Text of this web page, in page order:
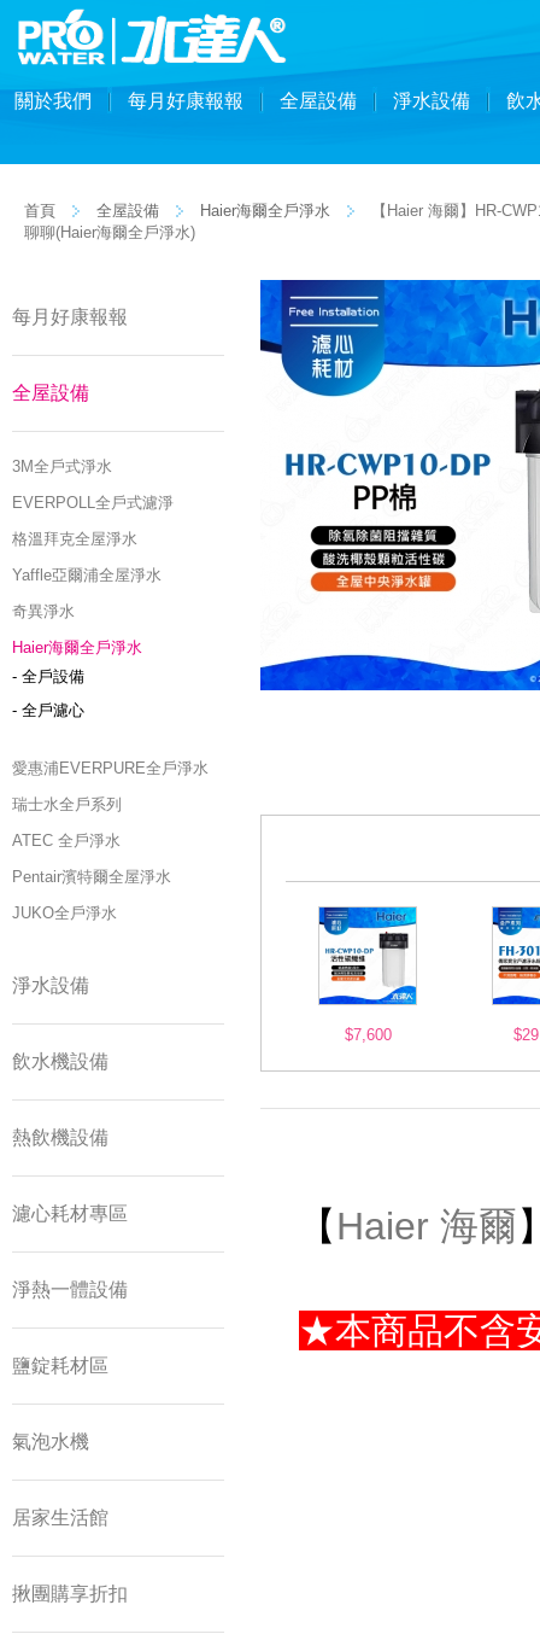
關於我們 每月好康報報 全屋設備 淨水設備 飲
首頁 全屋設備 Haier海爾全戶淨水
【Haier 海爾】HR-
聊聊(Haier海爾全戶淨水)
每月好康報報
全屋設備
3M全戶式淨水
EVERPOLL全戶式濾淨
格溫拜克全屋淨水
Yaffle亞爾浦全屋淨水
奇異淨水
Haier海爾全戶淨水
- 全戶設備
- 全戶濾心
愛惠浦EVERPURE全戶淨水
瑞士水全戶系列
ATEC 全戶淨水
Pentair濱特爾全屋淨水
JUKO全戶淨水
淨水設備
飲水機設備
熱飲機設備
濾心耗材專區
淨熱一體設備
鹽錠耗材區
氣泡水機
居家生活館
揪團購享折扣
$7,600
【Haier 海爾
★本商品不含